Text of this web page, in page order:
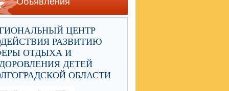
ЦЕНТР
РАЗВИТИЮ
ОТДЫХА И
ДЕТЕЙ
ОБЛАСТИ